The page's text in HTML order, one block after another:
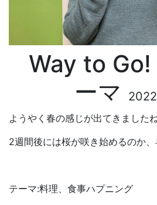
Way to Go!
ーマ
ようやく春の感じが出てきましたね
2週間後には桜が咲き始めるのか、
テーマ:料理、食事ハプニング